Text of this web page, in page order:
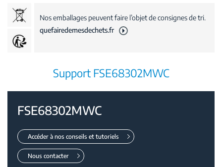
Nos emballages peuvent faire l’objet de consignes de tri.
quefairedemesdechets.fr
Support FSE68302MWC
FSE68302MWC
Accéder à nos conseils et tutoriels
Nous contacter